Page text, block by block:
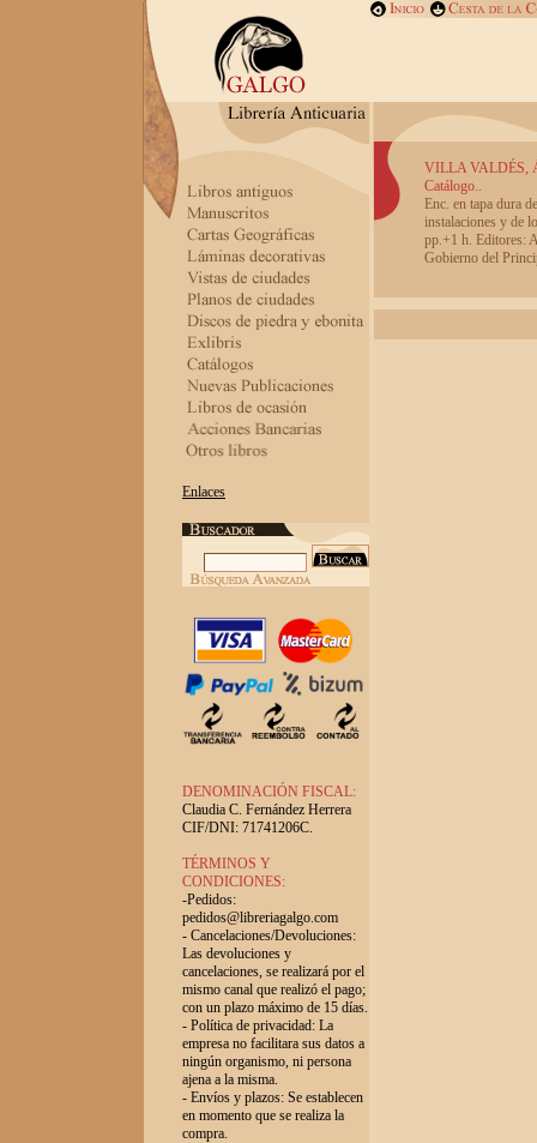
Enlaces
DENOMINACIÓN FISCAL:
Claudia C. Fernández Herrera
CIF/DNI: 71741206C.
TÉRMINOS Y
CONDICIONES:
-Pedidos:
pedidos@libreriagalgo.com
- Cancelaciones/Devoluciones:
Las devoluciones y
cancelaciones, se realizará por el
mismo canal que realizó el pago;
con un plazo máximo de 15 días.
- Política de privacidad: La
empresa no facilitara sus datos a
ningún organismo, ni persona
ajena a la misma.
- Envíos y plazos: Se establecen
en momento que se realiza la
compra.
VILLA VALDÉS,
Catálogo..
Enc. en tapa dura
instalaciones y de
pp.+1 h. Editores:
Gobierno del